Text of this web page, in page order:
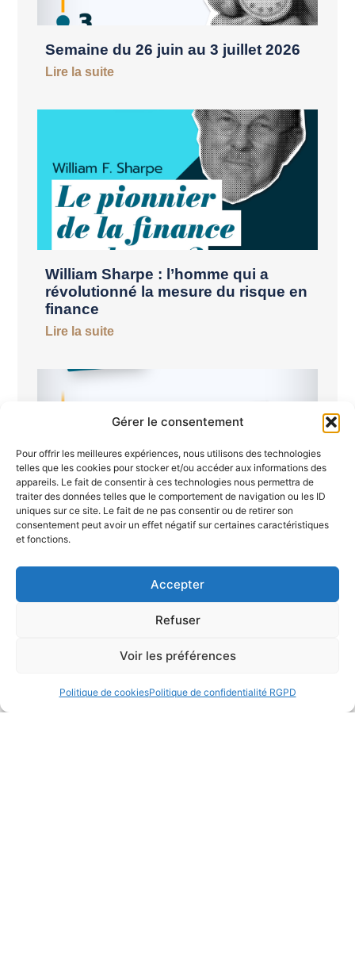
Gérer le consentement
Pour offrir les meilleures expériences, nous utilisons des technologies
telles que les cookies pour stocker et/ou accéder aux informations des
appareils. Le fait de consentir à ces technologies nous permettra de
traiter des données telles que le comportement de navigation ou les ID
uniques sur ce site. Le fait de ne pas consentir ou de retirer son
consentement peut avoir un effet négatif sur certaines caractéristiques
et fonctions.
Accepter
Refuser
Voir les préférences
Politique de cookiesPolitique de confidentialité RGPD
Semaine du 26 juin au 3 juillet 2026
Lire la suite
William Sharpe : l’homme qui a
révolutionné la mesure du risque en
finance
Lire la suite
Semaine du 19 au 26 juin 2026